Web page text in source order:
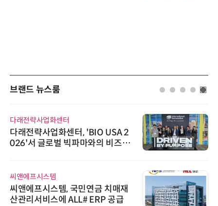
브랜드 뉴스룸
다래전략사업화센터
다래전략사업화센터, 'BIO USA 2
026'서 글로벌 빅파마와의 비즈니
씨앤에프시스템
씨앤에프시스템, 국민연금 치매재
산관리서비스에 ALL# ERP 공급